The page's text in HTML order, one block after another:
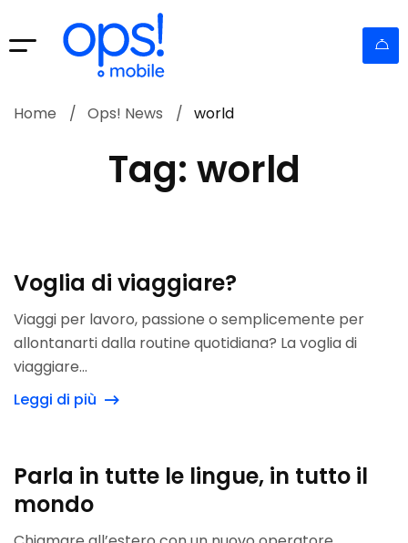
Tag: world
Home Ops! News world
Voglia di viaggiare?
Viaggi per lavoro, passione o semplicemente per
allontanarti dalla routine quotidiana? La voglia di
viaggiare...
Leggi di più
Parla in tutte le lingue, in tutto il
mondo